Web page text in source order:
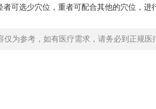
可选少穴位，重者可配合其他的穴位，进
仅为参考，如有医疗需求，请务必到正规医